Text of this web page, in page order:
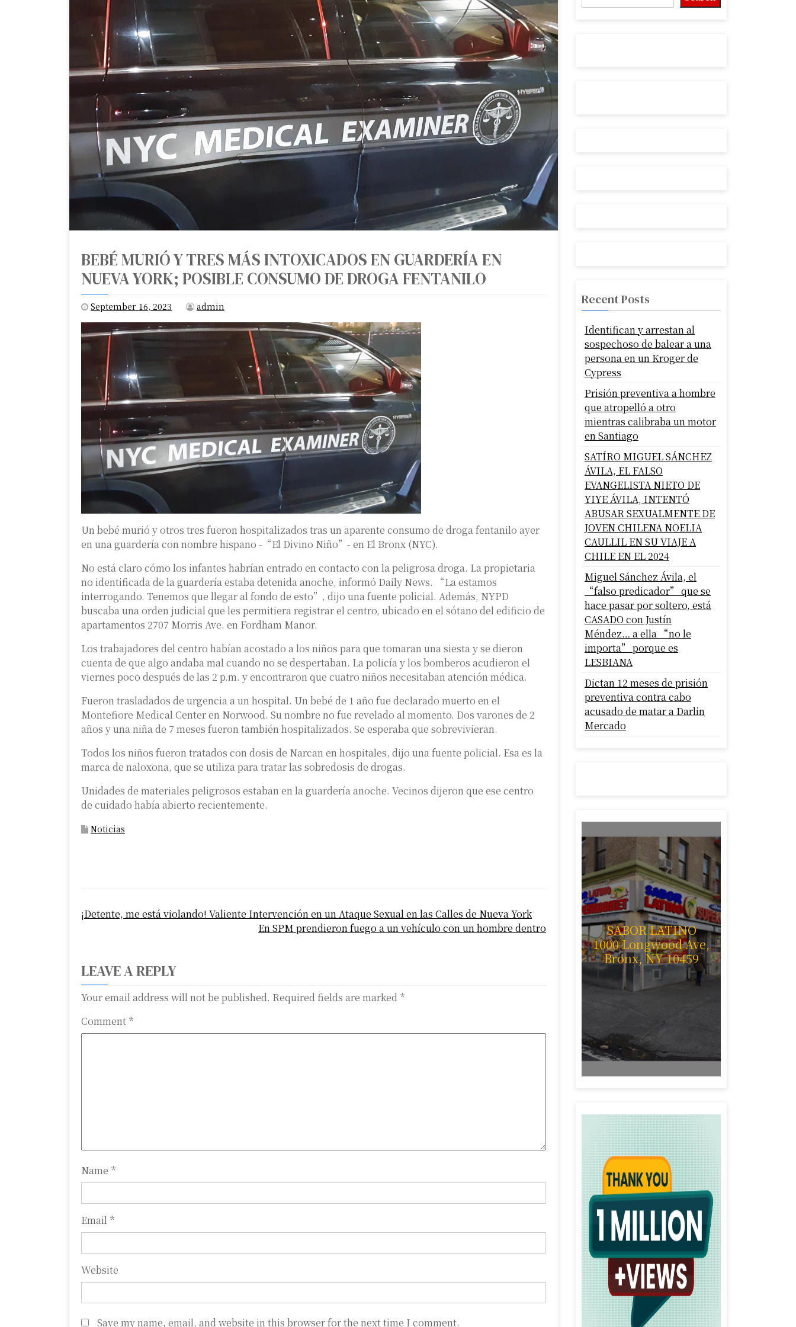
BEBÉ MURIÓ Y TRES MÁS INTOXICADOS EN GUARDERÍA EN
NUEVA YORK; POSIBLE CONSUMO DE DROGA FENTANILO
September 16, 2023 admin
Un bebé murió y otros tres fueron hospitalizados tras un aparente consumo de droga fentanilo ayer
en una guardería con nombre hispano -“El Divino Niño”- en El Bronx (NYC).
No está claro cómo los infantes habrían entrado en contacto con la peligrosa droga. La propietaria
no identificada de la guardería estaba detenida anoche, informó Daily News. “La estamos
interrogando. Tenemos que llegar al fondo de esto”, dijo una fuente policial. Además, NYPD
buscaba una orden judicial que les permitiera registrar el centro, ubicado en el sótano del edificio de
apartamentos 2707 Morris Ave. en Fordham Manor.
Los trabajadores del centro habían acostado a los niños para que tomaran una siesta y se dieron
cuenta de que algo andaba mal cuando no se despertaban. La policía y los bomberos acudieron el
viernes poco después de las 2 p.m. y encontraron que cuatro niños necesitaban atención médica.
Fueron trasladados de urgencia a un hospital. Un bebé de 1 año fue declarado muerto en el
Montefiore Medical Center en Norwood. Su nombre no fue revelado al momento. Dos varones de 2
años y una niña de 7 meses fueron también hospitalizados. Se esperaba que sobrevivieran.
Todos los niños fueron tratados con dosis de Narcan en hospitales, dijo una fuente policial. Esa es la
marca de naloxona, que se utiliza para tratar las sobredosis de drogas.
Unidades de materiales peligrosos estaban en la guardería anoche. Vecinos dijeron que ese centro
de cuidado había abierto recientemente.
Noticias
o
t
n
a
v
i
o
n
¡Detente, me está violando! Valiente Intervención en un Ataque Sexual en las Calles de Nueva York
En SPM prendieron fuego a un vehículo con un hombre dentro
LEAVE A REPLY
Your email address will not be published. Required fields are marked *
Comment *
Name *
Email *
Website
Save my name, email, and website in this browser for the next time I comment.
Recent Posts
Identifican y arrestan al
sospechoso de balear a una
persona en un Kroger de
Cypress
Prisión preventiva a hombre
que atropelló a otro
mientras calibraba un motor
en Santiago
SATÍRO MIGUEL SÁNCHEZ
ÁVILA, EL FALSO
EVANGELISTA NIETO DE
YIYE ÁVILA, INTENTÓ
ABUSAR SEXUALMENTE DE
JOVEN CHILENA NOELIA
CAULLIL EN SU VIAJE A
CHILE EN EL 2024
Miguel Sánchez Ávila, el
“falso predicador” que se
hace pasar por soltero, está
CASADO con Justín
Méndez… a ella “no le
importa” porque es
LESBIANA
Dictan 12 meses de prisión
preventiva contra cabo
acusado de matar a Darlin
Mercado
SABOR LATINO
1000 Longwood Ave,
Bronx, NY 10459